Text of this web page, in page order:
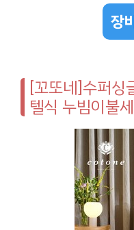
장
[꼬또네]수퍼
텔식 누빔이불